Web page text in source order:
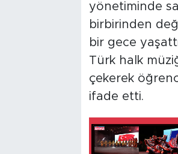
yönetiminde
birbirinden
bir gece
Türk halk
çekerek
ifade etti.